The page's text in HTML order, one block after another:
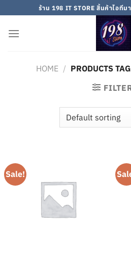
to
content
ร้าน 198 IT STORE สิ้นค้าไอทีม
HOME / PRODUCTS
Sale!